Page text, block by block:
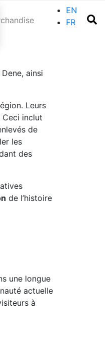
EN
FR
ainsi
Leurs
Ceci inclut
de
les
des
de l’histoire
une longue
actuelle
à